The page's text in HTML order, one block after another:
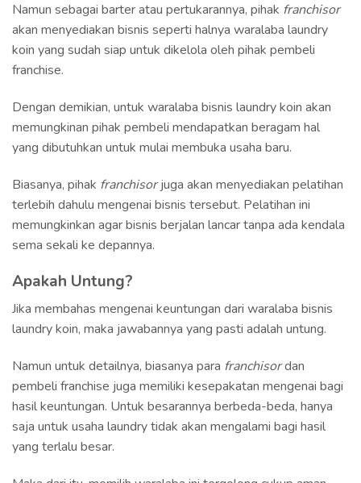
Namun sebagai barter atau pertukarannya, pihak franchisor
akan menyediakan bisnis seperti halnya waralaba laundry
koin yang sudah siap untuk dikelola oleh pihak pembeli
franchise.
Dengan demikian, untuk waralaba bisnis laundry koin akan
memungkinan pihak pembeli mendapatkan beragam hal
yang dibutuhkan untuk mulai membuka usaha baru.
Biasanya, pihak franchisorjuga akan menyediakan pelatihan
terlebih dahulu mengenai bisnis tersebut. Pelatihan ini
memungkinkan agar bisnis berjalan lancar tanpa ada kendala
sema sekali ke depannya.
Apakah Untung?
Jika membahas mengenai keuntungan dari waralaba bisnis
laundry koin, maka jawabannya yang pasti adalah untung.
Namun untuk detailnya, biasanya para franchisordan
pembeli franchise juga memiliki kesepakatan mengenai bagi
hasil keuntungan. Untuk besarannya berbeda-beda, hanya
saja untuk usaha laundry tidak akan mengalami bagi hasil
yang terlalu besar.